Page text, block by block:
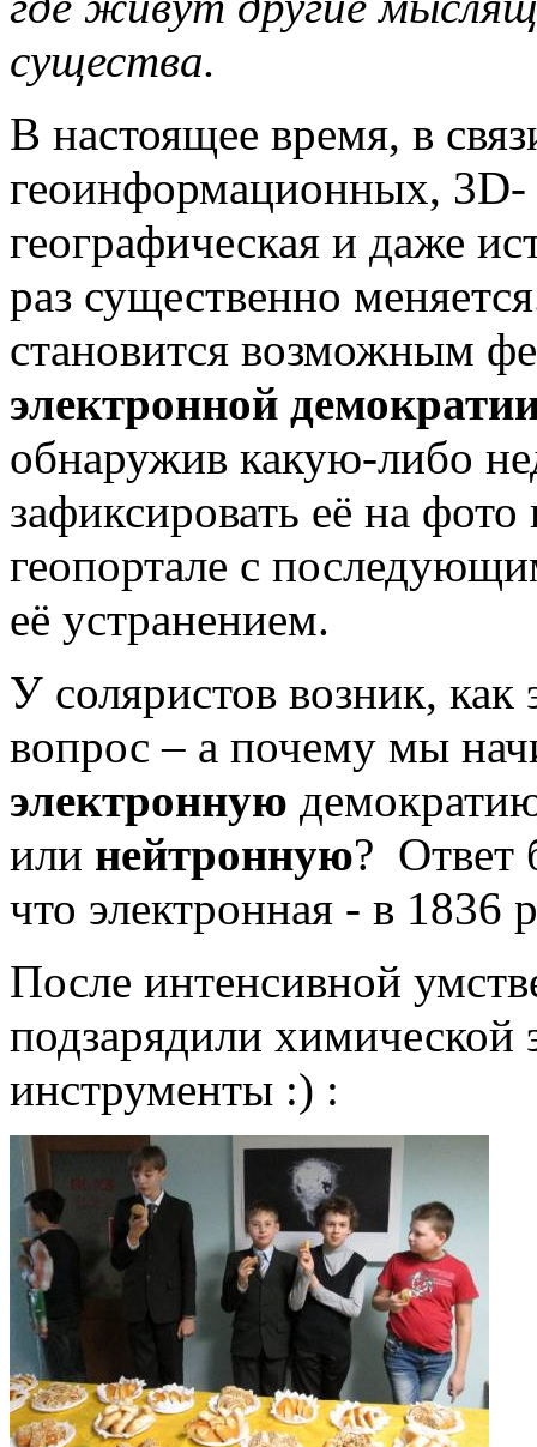
существа.
В настоящее время, в
геоинформационных, 3D-
географическая и даже
раз существенно
становится возможным
электронной
обнаружив какую-либо
зафиксировать её на
геопортале с
её устранением.
У соляристов возник,
вопрос – а почему мы
электронную
или нейтронную? Ответ
что электронная - в 1836
После интенсивной
подзарядили химической
инструменты :) :